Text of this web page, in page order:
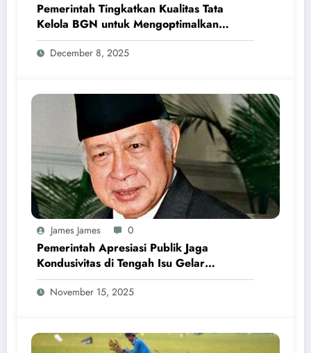
Pemerintah Tingkatkan Kualitas Tata
Kelola BGN untuk Mengoptimalkan
Program MBG
December 8, 2025
James James 0
Pemerintah Apresiasi Publik Jaga
Kondusivitas di Tengah Isu Gelar
Pahlawan Soeharto
November 15, 2025